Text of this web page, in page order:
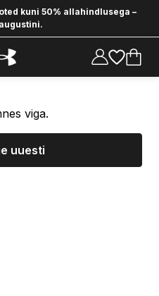
kuni 50% allahindlusega –
viga.
uuesti